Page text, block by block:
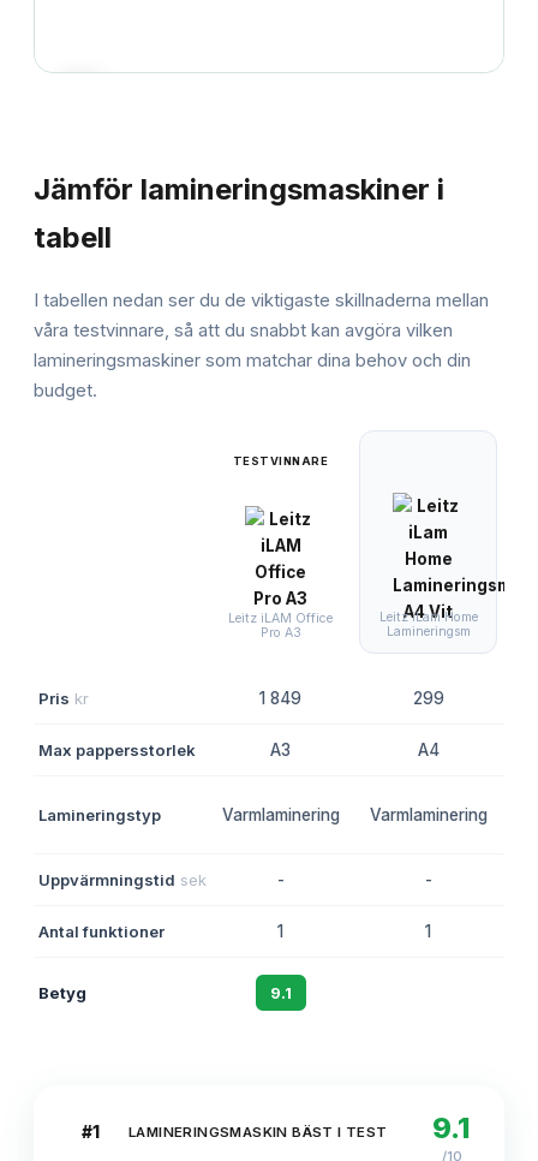
Jämför lamineringsmaskiner i
tabell
I tabellen nedan ser du de viktigaste skillnaderna mellan
våra testvinnare, så att du snabbt kan avgöra vilken
lamineringsmaskiner som matchar dina behov och din
budget.
TESTVINNARE
Leitz iLAM Office
Pro A3
Leitz iLam Home
Lamineringsm
Pris kr 1 849 299
Max pappersstorlek A3 A4
Lamineringstyp Varmlaminering Varmlaminering
Uppvärmningstid sek - -
Antal funktioner 1 1
Betyg 9.1
#1 LAMINERINGSMASKIN BÄST I TEST 9.1
/10